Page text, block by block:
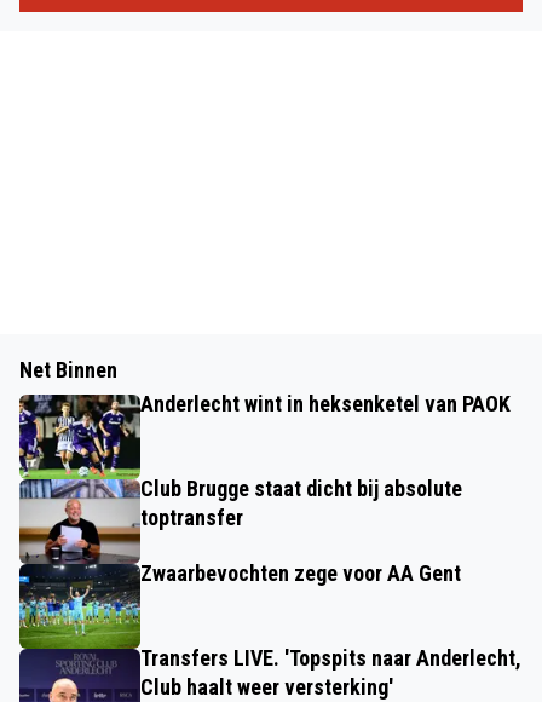
Net Binnen
Anderlecht wint in heksenketel van PAOK
Club Brugge staat dicht bij absolute
toptransfer
Zwaarbevochten zege voor AA Gent
Transfers LIVE. 'Topspits naar Anderlecht,
Club haalt weer versterking'